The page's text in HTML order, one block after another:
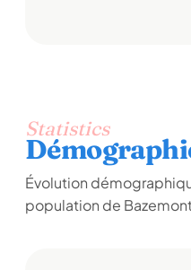
Statistics
Évolution
population de